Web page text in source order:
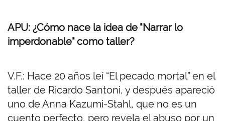
APU: ¿Cómo nace la idea de "Narrar lo
imperdonable" como taller?
V.F.: Hace 20 años leí “El pecado mortal” en el
taller de Ricardo Santoni, y después apareció
uno de Anna Kazumi-Stahl, que no es un
cuento perfecto, pero revela el abuso por un